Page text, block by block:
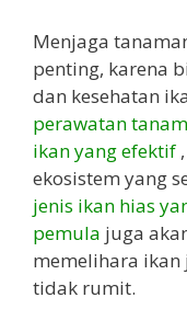
Menjaga
penting, karena
dan kesehatan
perawatan
ikan yang efektif
ekosistem yang
jenis ikan hias
pemula juga
memelihara ikan
tidak rumit.